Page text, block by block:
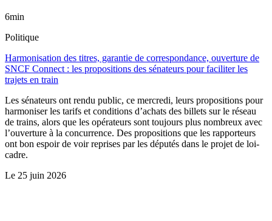
6min
Politique
Harmonisation des titres, garantie de correspondance, ouverture de
SNCF Connect : les propositions des sénateurs pour faciliter les
trajets en train
Les sénateurs ont rendu public, ce mercredi, leurs propositions pour
harmoniser les tarifs et conditions d’achats des billets sur le réseau
de trains, alors que les opérateurs sont toujours plus nombreux avec
l’ouverture à la concurrence. Des propositions que les rapporteurs
ont bon espoir de voir reprises par les députés dans le projet de loi-
cadre.
Le 25 juin 2026